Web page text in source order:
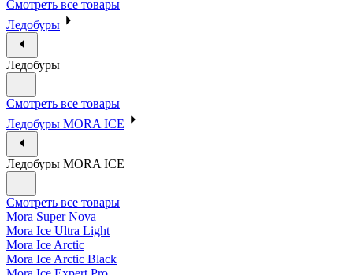
Смотреть все товары
Ледобуры
Ледобуры
Смотреть все товары
Ледобуры MORA ICE
Ледобуры MORA ICE
Смотреть все товары
Mora Super Nova
Mora Ice Ultra Light
Mora Ice Arctic
Mora Ice Arctic Black